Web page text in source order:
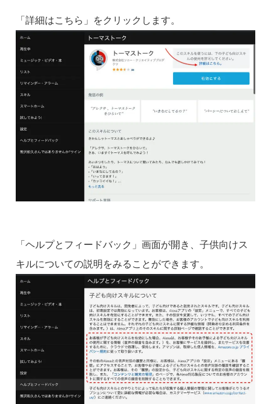
「詳細はこちら」をクリックします。
「ヘルプとフィードバック」画面が開き、子供向けス
キルについての説明をみることができます。